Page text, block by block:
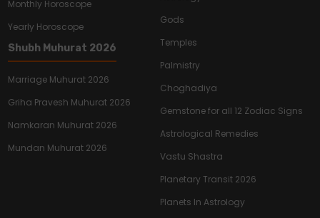
Monthly Horoscope
Yearly Horoscope
Shubh Muhurat 2026
Marriage Muhurat 2026
Griha Pravesh Muhurat 2026
Namkaran Muhurat 2026
Mundan Muhurat 2026
Gods
Temples
Palmistry
Choghadiya
Gemstone for all 12 Zodiac Signs
Astrological Remedies
Vastu Shastra
Planetary Transit 2026
Planets In Astrology